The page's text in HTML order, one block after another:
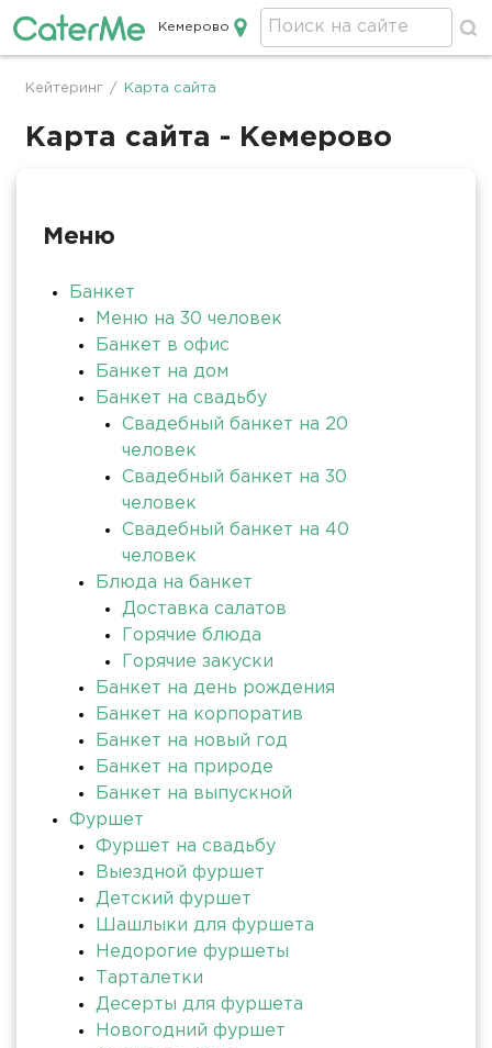
Кейтеринг в Кемерово
Кемерово
Строка
Кейтеринг / Карта сайта
Карта сайта - Кемерово
Меню
Банкет
Меню на 30 человек
Банкет в офис
Банкет на дом
Банкет на свадьбу
Свадебный банкет на 20
человек
Свадебный банкет на 30
человек
Свадебный банкет на 40
человек
Блюда на банкет
Доставка салатов
Горячие блюда
Горячие закуски
Банкет на день рождения
Банкет на корпоратив
Банкет на новый год
Банкет на природе
Банкет на выпускной
Фуршет
Фуршет на свадьбу
Выездной фуршет
Детский фуршет
Шашлыки для фуршета
Недорогие фуршеты
Тарталетки
Десерты для фуршета
Новогодний фуршет